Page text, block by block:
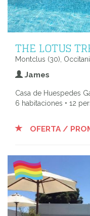
THE LOTUS
Montclus (30),
James
Casa de Huespedes
6 habitaciones • 12
OFERTA /